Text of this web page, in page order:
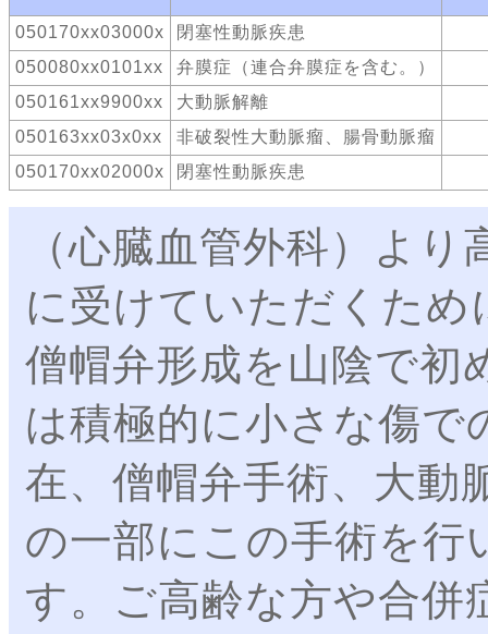
050170xx03000x
閉塞性動脈疾患
050080xx0101xx
弁膜症（連合弁膜症を含む。）
050161xx9900xx
大動脈解離
050163xx03x0xx
非破裂性大動脈瘤、腸骨動脈瘤
050170xx02000x
閉塞性動脈疾患
（心臓血管外科）よ
に受けていただくた
僧帽弁形成を山陰で初
は積極的に小さな傷で
在、僧帽弁手術、大動
の一部にこの手術を行
す。ご高齢な方や合併